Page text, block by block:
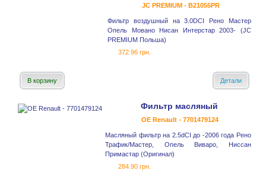
JC PREMIUM - B21055PR
Фильтр воздушный на 3.0DCI Рено Мастер
Опель Мовано Нисан Интерстар 2003- (JC
PREMIUM Польша)
372.96 грн.
В корзину Детали
Фильтр масляный
OE Renault - 7701479124
Масляный фильтр на 2.5dCI до -2006 года Рено
Трафик/Мастер, Опель Виваро, Ниссан
Примастар (Оригинал)
284.90 грн.